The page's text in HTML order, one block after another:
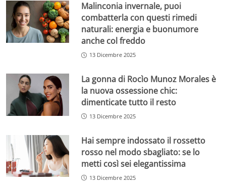
Malinconia invernale, puoi
combatterla con questi rimedi
naturali: energia e buonumore
anche col freddo
13 Dicembre 2025
La gonna di Rocìo Munoz Morales è
la nuova ossessione chic:
dimenticate tutto il resto
13 Dicembre 2025
Hai sempre indossato il rossetto
rosso nel modo sbagliato: se lo
metti così sei elegantissima
13 Dicembre 2025